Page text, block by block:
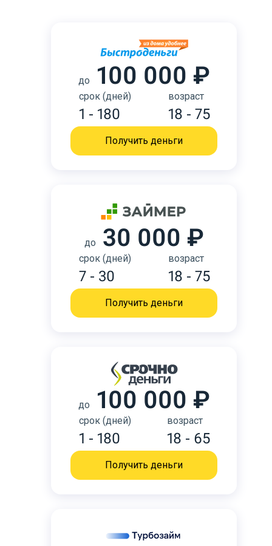
до 100 000 ₽
срок (дней)
1 - 180
возраст
18 - 75
Получить деньги
до 30 000 ₽
срок (дней)
7 - 30
возраст
18 - 75
Получить деньги
до 100 000 ₽
срок (дней)
1 - 180
возраст
18 - 65
Получить деньги